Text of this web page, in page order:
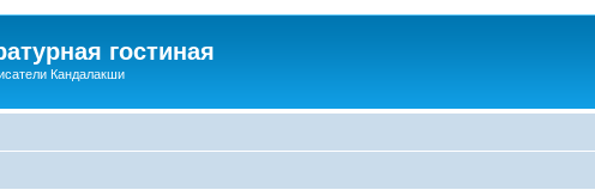
гостиная
Кандалакши